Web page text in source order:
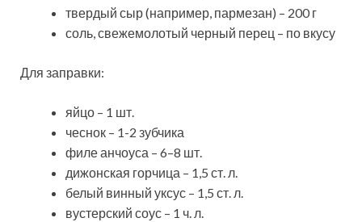
твердый сыр (например, пармезан) – 200 г
соль, свежемолотый черный перец – по вкусу
Для заправки:
яйцо – 1 шт.
чеснок – 1-2 зубчика
филе анчоуса – 6–8 шт.
дижонская горчица – 1,5 ст. л.
белый винный уксус – 1,5 ст. л.
вустерский соус – 1 ч. л.